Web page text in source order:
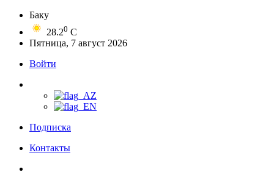
Баку
28.20 C
Пятница, 7 август 2026
Войти
Подписка
Контакты